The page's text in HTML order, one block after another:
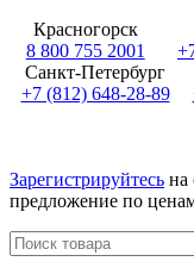
Красногорск
8 800 755 2001
Санкт-Петербург
+7 (812) 648-28-89
Зарегистрируйтесь на
предложение по